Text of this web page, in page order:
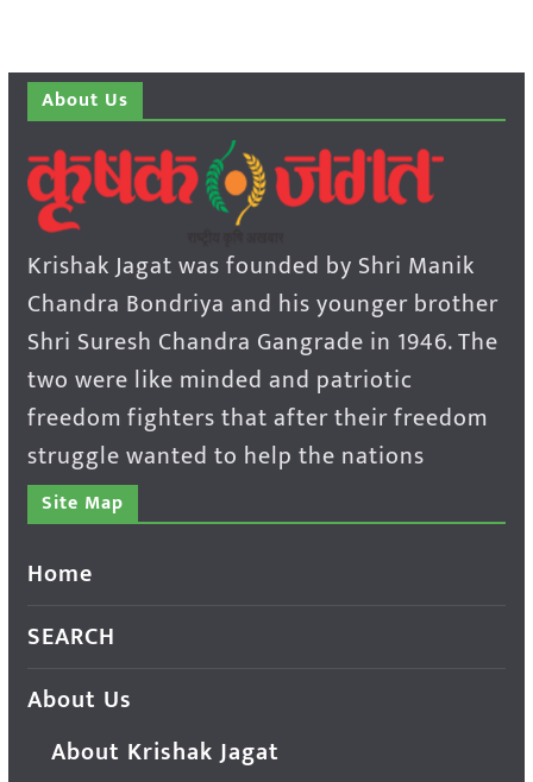
About Us
Krishak Jagat was founded by Shri Manik
Chandra Bondriya and his younger brother
Shri Suresh Chandra Gangrade in 1946. The
two were like minded and patriotic
freedom fighters that after their freedom
struggle wanted to help the nations
Site Map
Home
SEARCH
About Us
About Krishak Jagat